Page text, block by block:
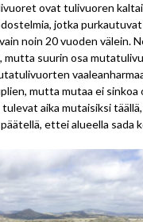
ovat tulivuoren
jotka
noin 20 vuoden välein.
mutta suurin osa
mutta mutaa ei sinkoa
aika mutaisiksi täällä,
ettei alueella sada